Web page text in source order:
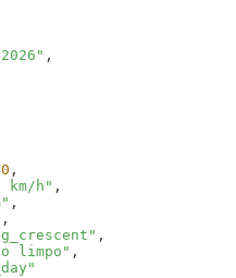
0
km/h"
limpo"